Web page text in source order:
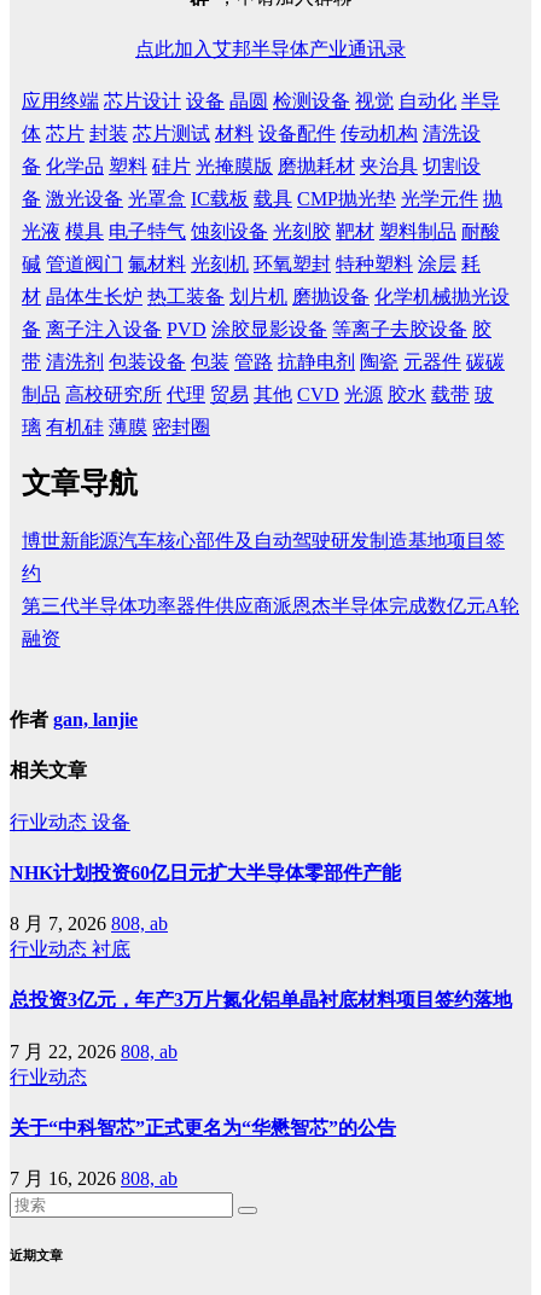
点此加入艾邦半导体产业通讯录
应用终端 芯片设计 设备 晶圆 检测设备 视觉 自动化 半导
体 芯片 封装 芯片测试 材料 设备配件 传动机构 清洗设
备 化学品 塑料 硅片 光掩膜版 磨抛耗材 夹治具 切割设
备 激光设备 光罩盒 IC载板 载具 CMP抛光垫 光学元件 抛
光液 模具 电子特气 蚀刻设备 光刻胶 靶材 塑料制品 耐酸
碱 管道阀门 氟材料 光刻机 环氧塑封 特种塑料 涂层 耗
材 晶体生长炉 热工装备 划片机 磨抛设备 化学机械抛光设
备 离子注入设备 PVD 涂胶显影设备 等离子去胶设备 胶
带 清洗剂 包装设备 包装 管路 抗静电剂 陶瓷 元器件 碳碳
制品 高校研究所 代理 贸易 其他 CVD 光源 胶水 载带 玻
璃 有机硅 薄膜 密封圈
文章导航
博世新能源汽车核心部件及自动驾驶研发制造基地项目签
约
第三代半导体功率器件供应商派恩杰半导体完成数亿元A轮
融资
作者 gan, lanjie
相关文章
行业动态 设备
NHK计划投资60亿日元扩大半导体零部件产能
8 月 7, 2026 808, ab
行业动态 衬底
总投资3亿元，年产3万片氮化铝单晶衬底材料项目签约落地
7 月 22, 2026 808, ab
行业动态
关于“中科智芯”正式更名为“华懋智芯”的公告
7 月 16, 2026 808, ab
近期文章